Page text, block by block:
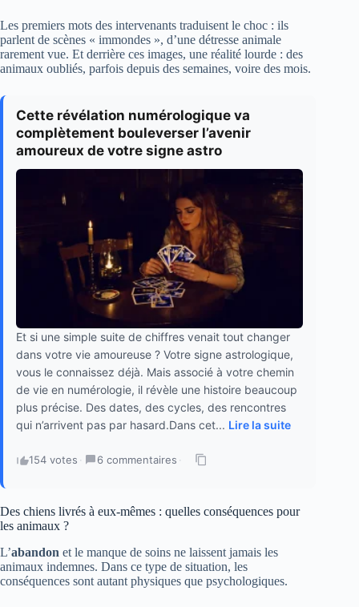
Les premiers mots des intervenants traduisent le choc : ils
parlent de scènes « immondes », d’une détresse animale
rarement vue. Et derrière ces images, une réalité lourde : des
animaux oubliés, parfois depuis des semaines, voire des mois.
Cette révélation numérologique va
complètement bouleverser l’avenir
amoureux de votre signe astro
Et si une simple suite de chiffres venait tout changer
dans votre vie amoureuse ? Votre signe astrologique,
vous le connaissez déjà. Mais associé à votre chemin
de vie en numérologie, il révèle une histoire beaucoup
plus précise. Des dates, des cycles, des rencontres
qui n’arrivent pas par hasard.Dans cet... Lire la suite
154 votes · 6 commentaires ·
Des chiens livrés à eux-mêmes : quelles conséquences pour
les animaux ?
L’abandon et le manque de soins ne laissent jamais les
animaux indemnes. Dans ce type de situation, les
conséquences sont autant physiques que psychologiques.